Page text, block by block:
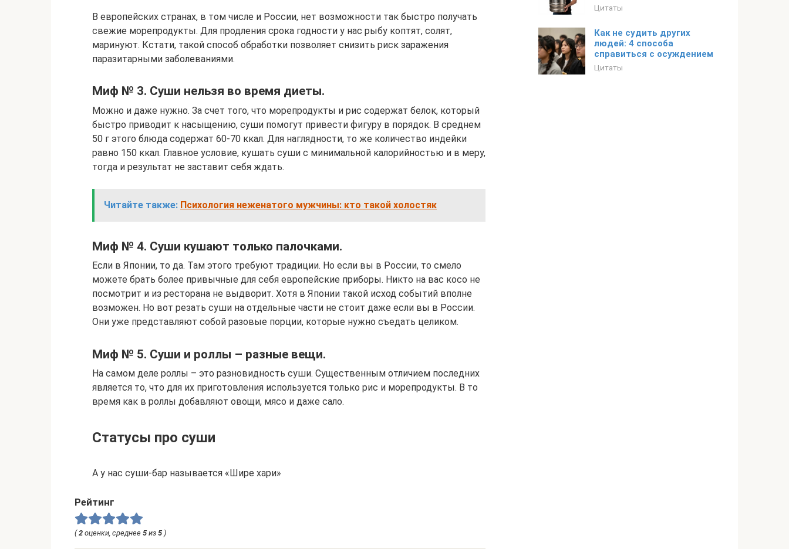
В европейских странах, в том числе и России, нет возможности так быстро получать
свежие морепродукты. Для продления срока годности у нас рыбу коптят, солят,
маринуют. Кстати, такой способ обработки позволяет снизить риск заражения
паразитарными заболеваниями.
Миф № 3. Суши нельзя во время диеты.
Можно и даже нужно. За счет того, что морепродукты и рис содержат белок, который
быстро приводит к насыщению, суши помогут привести фигуру в порядок. В среднем
50 г этого блюда содержат 60-70 ккал. Для наглядности, то же количество индейки
равно 150 ккал. Главное условие, кушать суши с минимальной калорийностью и в меру,
тогда и результат не заставит себя ждать.
Читайте также: Психология неженатого мужчины: кто такой холостяк
Миф № 4. Суши кушают только палочками.
Если в Японии, то да. Там этого требуют традиции. Но если вы в России, то смело
можете брать более привычные для себя европейские приборы. Никто на вас косо не
посмотрит и из ресторана не выдворит. Хотя в Японии такой исход событий вполне
возможен. Но вот резать суши на отдельные части не стоит даже если вы в России.
Они уже представляют собой разовые порции, которые нужно съедать целиком.
Миф № 5. Суши и роллы – разные вещи.
На самом деле роллы – это разновидность суши. Существенным отличием последних
является то, что для их приготовления используется только рис и морепродукты. В то
время как в роллы добавляют овощи, мясо и даже сало.
Статусы про суши
А у нас суши-бар называется «Шире хари»
Рейтинг
(2 оценки, среднее 5 из 5 )
Цитаты
Как не судить других
людей: 4 способа
справиться с осуждением
Цитаты